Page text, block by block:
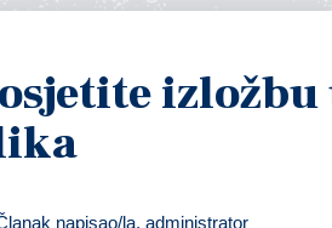
napisao/la, administrator